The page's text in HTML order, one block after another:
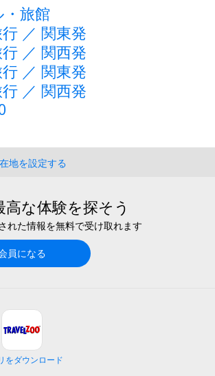
旅館
／ 関東発
／ 関西発
／ 関東発
／ 関西発
地を設定する
な体験を探そう
れた情報を無料で受け取れます
員になる
をダウンロード